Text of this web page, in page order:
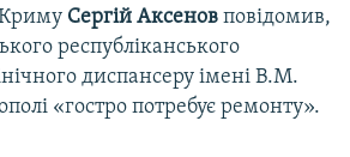
Криму Сергій Аксенов повідомив,
республіканського
диспансеру імені В.М.
«гостро потребує ремонту».